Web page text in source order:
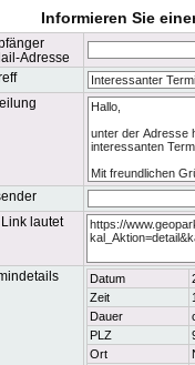
Informieren Sie
Adresse
lautet
Datum
Zeit
Dauer
PLZ
Ort